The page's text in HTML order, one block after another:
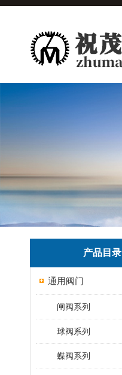
产品目录
通用阀门
闸阀系列
球阀系列
蝶阀系列